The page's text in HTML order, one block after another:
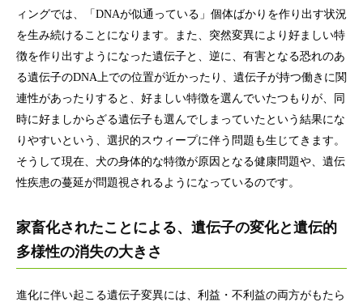
ィングでは、「DNAが似通っている」個体ばかりを作り出す状況
を生み続けることになります。また、突然変異により好ましい特
徴を作り出すようになった遺伝子と、逆に、有害となる恐れのあ
る遺伝子のDNA上での位置が近かったり、遺伝子が持つ働きに関
連性があったりすると、好ましい特徴を選んでいたつもりが、同
時に好ましからざる遺伝子も選んでしまっていたという結果にな
りやすいという、選択的スウィープに伴う問題も生じてきます。
そうして現在、犬の身体的な特徴が原因となる健康問題や、遺伝
性疾患の蔓延が問題視されるようになっているのです。
家畜化されたことによる、遺伝子の変化と遺伝的
多様性の消失の大きさ
進化に伴い起こる遺伝子変異には、利益・不利益の両方がもたら